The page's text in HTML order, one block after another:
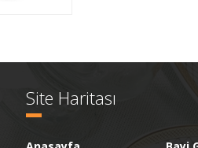
Site Haritası